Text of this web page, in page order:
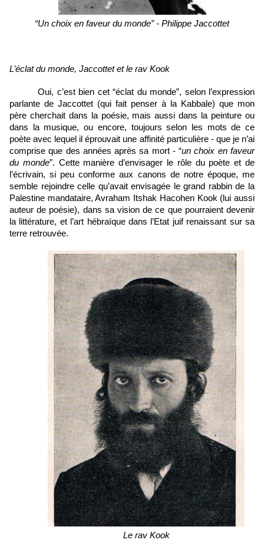
“Un choix en faveur du monde” - Philippe Jaccottet
L’éclat du monde, Jaccottet et le rav Kook
Oui, c’est bien cet “éclat du monde”, selon l’expression
parlante de Jaccottet (qui fait penser à la Kabbale) que mon
père cherchait dans la poésie, mais aussi dans la peinture ou
dans la musique, ou encore, toujours selon les mots de ce
poète avec lequel il éprouvait une affinité particulière - que je n’ai
comprise que des années après sa mort - “un choix en faveur
du monde”. Cette manière d’envisager le rôle du poète et de
l’écrivain, si peu conforme aux canons de notre époque, me
semble rejoindre celle qu’avait envisagée le grand rabbin de la
Palestine mandataire, Avraham Itshak Hacohen Kook (lui aussi
auteur de poésie), dans sa vision de ce que pourraient devenir
la littérature, et l’art hébraïque dans l’Etat juif renaissant sur sa
terre retrouvée.
Le rav Kook